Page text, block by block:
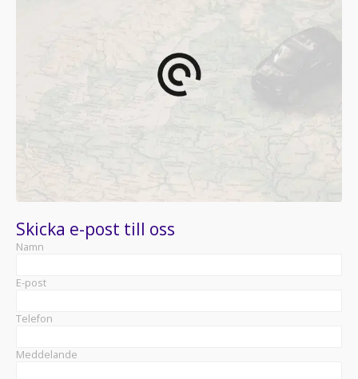
Skicka e-post till oss
Namn
E-post
Telefon
Meddelande